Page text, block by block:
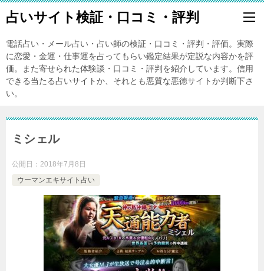
占いサイト検証・口コミ・評判
電話占い・メール占い・占い師の検証・口コミ・評判・評価。実際
に恋愛・金運・仕事運を占ってもらい鑑定結果が定説な内容かを評
価。また寄せられた体験談・口コミ・評判を紹介しています。信用
できる当たる占いサイトか、それとも悪質な悪徳サイトか判断下さ
い。
ミシェル
公開日： 2018年7月8日
ウーマンエキサイト占い